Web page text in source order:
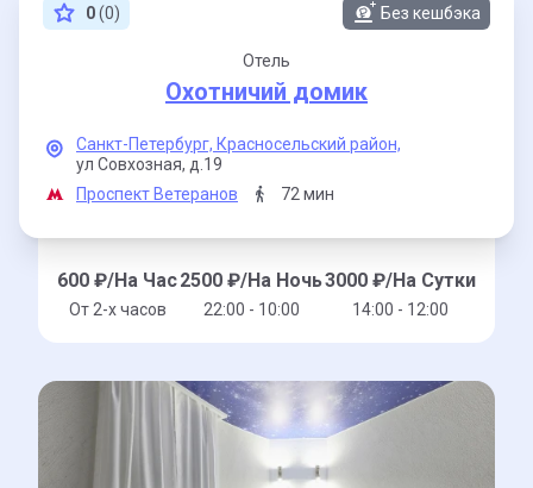
0(0) Без кешбэка
Отель
Охотничий домик
Санкт-Петербург, Красносельский район,
ул Совхозная, д.19
Проспект Ветеранов
72 мин
600 ₽/На Час
От 2-x часов
2500 ₽/На Ночь
22:00 - 10:00
3000 ₽/На Сутки
14:00 - 12:00